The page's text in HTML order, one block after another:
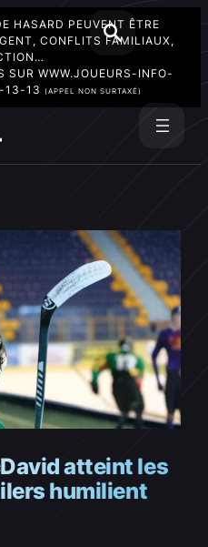
HASARD PEUVENT ÊTRE
CONFLITS FAMILIAUX,
SUR WWW.JOUEURS-INFO-
13-13 (APPEL NON SURTAXÉ)
atteint les
humilient